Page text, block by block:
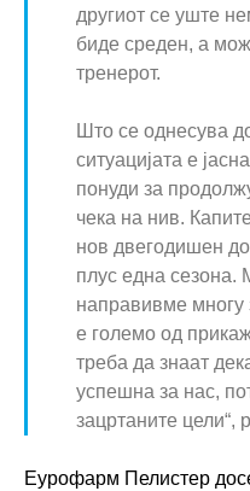
другиот се уште
биде среден, а
тренерот.
Што се однесува
ситуацијата е
понуди за
чека на нив.
нов двегодишен
плус една сезона.
направивме многу
е големо од
треба да знаат
успешна за нас,
зацртаните цели“,
Еурофарм Пелистер